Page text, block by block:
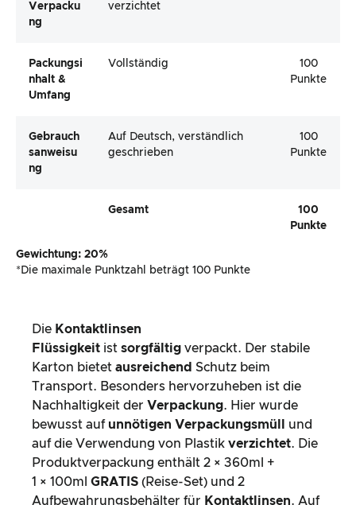
Verpacku
Ng
verzichtet
Packungsi
Nhalt &
Umfang
Vollständig
100
Punkte
Gebrauch
Sanweisu
Ng
Auf Deutsch, verständlich
geschrieben
100
Punkte
Gesamt
100
Punkte
Gewichtung: 20%
*Die maximale Punktzahl beträgt 100 Punkte
Die Kontaktlinsen
Flüssigkeit ist sorgfältig verpackt. Der stabile
Karton bietet ausreichend Schutz beim
Transport. Besonders hervorzuheben ist die
Nachhaltigkeit der Verpackung. Hier wurde
bewusst auf unnötigen Verpackungsmüll und
auf die Verwendung von Plastik verzichtet. Die
Produktverpackung enthält 2 × 360ml +
1 × 100ml GRATIS (Reise-Set) und 2
Aufbewahrungsbehälter für Kontaktlinsen. Auf